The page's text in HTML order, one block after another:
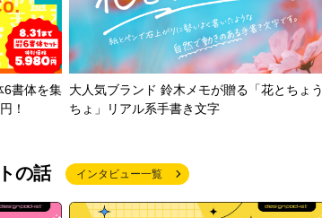
6書体を集
！
大人気ブランド 鈴木メモが贈る「花とちょう
ちょ」リアル系手書き文字
の話 インタビュー一覧